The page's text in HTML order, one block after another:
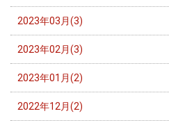
2023年03月(3)
2023年02月(3)
2023年01月(2)
2022年12月(2)